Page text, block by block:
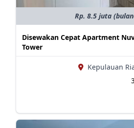
Rp. 8.5 juta
Disewakan Cepat Apartment
Tower
Kepulauan